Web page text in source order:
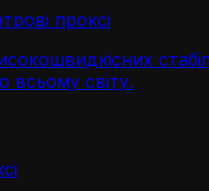
проксі
всьому світу.